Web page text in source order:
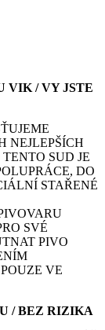
VIK / VY JSTE
NEJLEPŠÍCH
SUD JE
DO
STAŘENÉ
SVÉ
PIVO
VE
/ BEZ RIZIKA